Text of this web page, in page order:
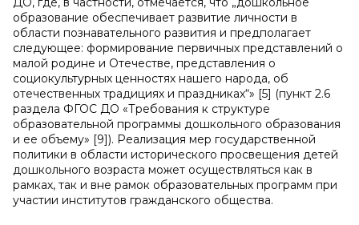
образование обеспечивает развитие личности в
области познавательного развития и предполагает
следующее: формирование первичных представлений о
малой родине и Отечестве, представления о
социокультурных ценностях нашего народа, об
отечественных традициях и праздниках“» [5] (пункт 2.6
раздела ФГОС ДО «Требования к структуре
образовательной программы дошкольного образования
и ее объему» [9]). Реализация мер государственной
политики в области исторического просвещения детей
дошкольного возраста может осуществляться как в
рамках, так и вне рамок образовательных программ при
участии институтов гражданского общества.